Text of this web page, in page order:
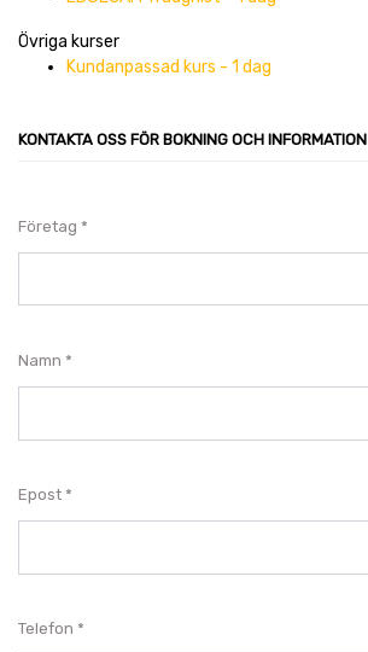
Övriga kurser
Kundanpassad kurs - 1 dag
KONTAKTA OSS FÖR BOKNING OCH INFORMATION
Företag
Namn
Epost
Telefon